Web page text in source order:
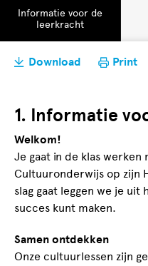
Open
tabblad
Informatie voor de
leerkracht
Download Print
1. Informatie
Welkom!
Je gaat in de klas werken
Cultuuronderwijs op zijn
slag gaat leggen we je
succes kunt maken.
Samen ontdekken
Onze cultuurlessen zijn